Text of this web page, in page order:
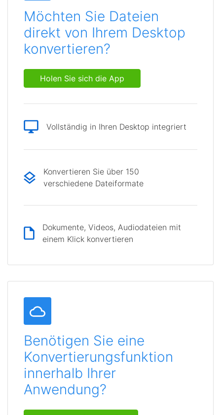
Möchten Sie Dateien
direkt von Ihrem Desktop
konvertieren?
Holen Sie sich die App
Vollständig in Ihren Desktop integriert
Konvertieren Sie über 150
verschiedene Dateiformate
Dokumente, Videos, Audiodateien mit
einem Klick konvertieren
Benötigen Sie eine
Konvertierungsfunktion
innerhalb Ihrer
Anwendung?